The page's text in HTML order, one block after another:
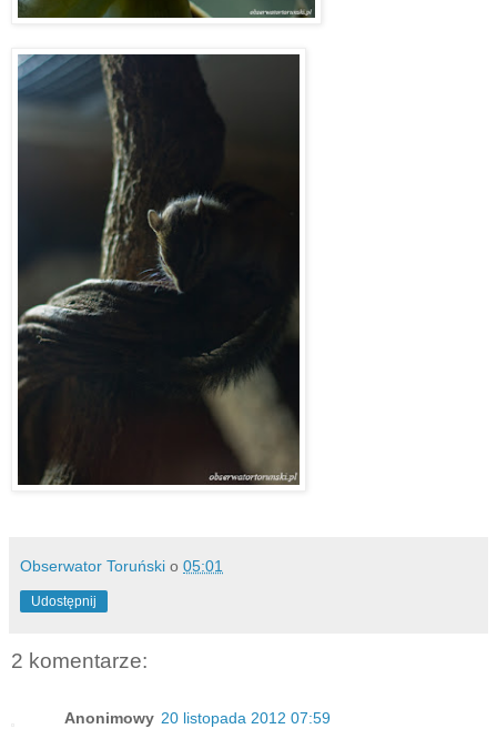
Obserwator Toruński o 05:01
Udostępnij
2 komentarze:
Anonimowy 20 listopada 2012 07:59